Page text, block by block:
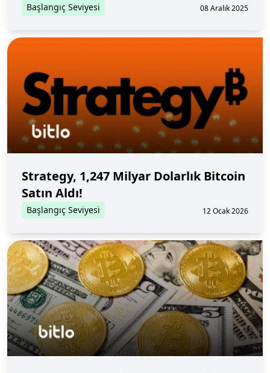
Başlangıç Seviyesi 08 Aralık 2025
Strategy, 1,247 Milyar Dolarlık Bitcoin
Satın Aldı!
Başlangıç Seviyesi 12 Ocak 2026